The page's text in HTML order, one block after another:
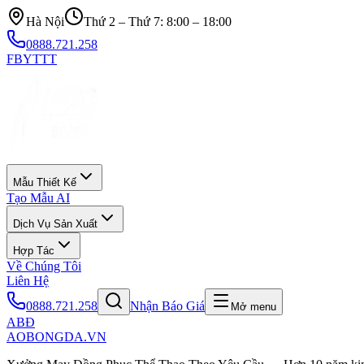
Hà Nội
Thứ 2 – Thứ 7: 8:00 – 18:00
0888.721.258
FBYTTT
Mẫu Thiết Kế
Tạo Mẫu AI
Dịch Vụ Sản Xuất
Hợp Tác
Về Chúng Tôi
Liên Hệ
0888.721.258
Nhận Báo Giá Mở menu
ABĐ
AOBONGDA.VN